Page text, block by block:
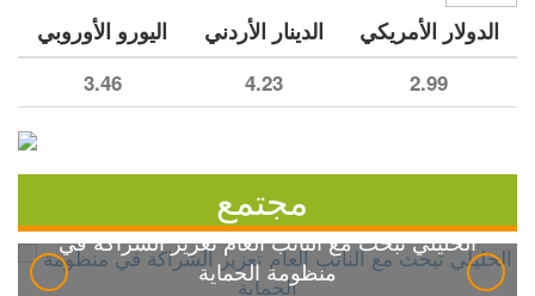
الدولار الأمريكي الدينار الأردني اليورو الأوروبي
2.99
4.23
3.46
مجتمع
الخليلي تبحث مع النائب العام تعزيز الشراكة في
منظومة الحماية